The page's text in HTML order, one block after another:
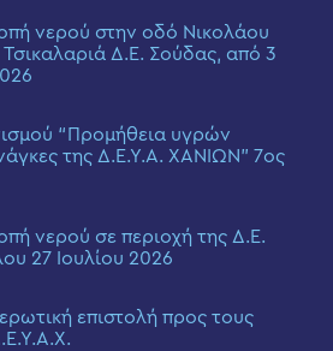
νερού στην οδό Νικολάου
Δ.Ε. Σούδας, από 3
“Προμήθεια υγρών
της Δ.Ε.Υ.Α. ΧΑΝΙΩΝ” 7ος
νερού σε περιοχή της Δ.Ε.
27 Ιουλίου 2026
επιστολή προς τους